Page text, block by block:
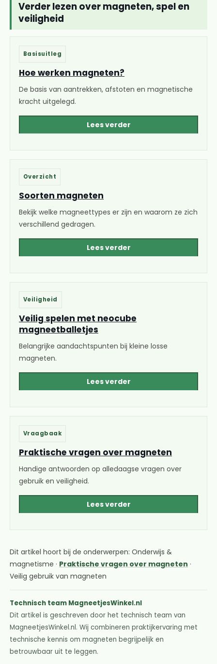
Verder lezen over magneten, spel en
veiligheid
Basisuitleg
Hoe werken magneten?
De basis van aantrekken, afstoten en magnetische
kracht uitgelegd.
Lees verder
Overzicht
Soorten magneten
Bekijk welke magneettypes er zijn en waarom ze zich
verschillend gedragen.
Lees verder
Veiligheid
Veilig spelen met neocube
magneetballetjes
Belangrijke aandachtspunten bij kleine losse
magneten.
Lees verder
Vraagbaak
Praktische vragen over magneten
Handige antwoorden op alledaagse vragen over
gebruik en veiligheid.
Lees verder
Dit artikel hoort bij de onderwerpen: Onderwijs &
magnetisme · Praktische vragen over magneten ·
Veilig gebruik van magneten
Technisch team MagneetjesWinkel.nl
Dit artikel is geschreven door het technisch team van
MagneetjesWinkel.nl. Wij combineren praktijkervaring met
technische kennis om magneten begrijpelijk en
betrouwbaar uit te leggen.